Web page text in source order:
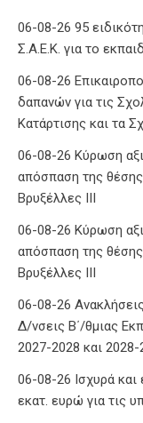
06-08-26 95
Σ.Α.Ε.Κ. για το
06-08-26
δαπανών για τις
Κατάρτισης και τα
06-08-26 Κύρωση
απόσπαση της
Βρυξέλλες ΙΙΙ
06-08-26 Κύρωση
απόσπαση της
Βρυξέλλες ΙΙΙ
06-08-26
Δ/νσεις Β΄/θμιας
2027-2028 και 2028-
06-08-26 Ισχυρά
εκατ. ευρώ για τις